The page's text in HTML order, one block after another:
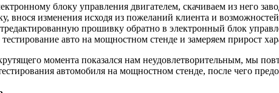
блоку управления двигателем, скачиваем из него
внося изменения исходя из пожеланий клиента и возможностей
прошивку обратно в электронный блок
авто на мощностном стенде и замеряем прирост
момента показался нам неудовлетворительным, мы
автомобиля на мощностном стенде, после чего